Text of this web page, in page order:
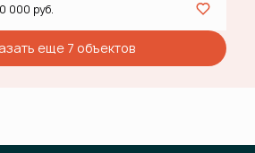
000 руб.
еще 7 объектов